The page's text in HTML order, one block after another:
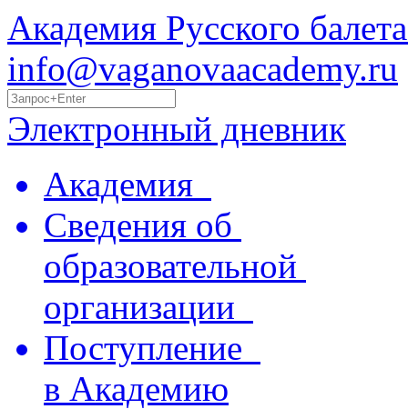
Академия Русского
info@vaganovaacademy.ru
Электронный дневник
Академия
Сведения об
образовательной
организации
Поступление
в Академию